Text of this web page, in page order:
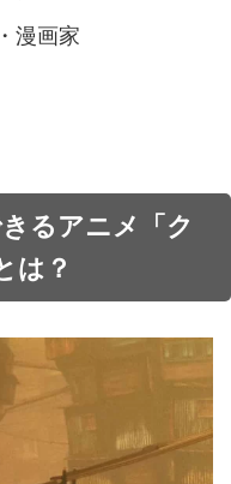
漫画家
るアニメ「ク
は？